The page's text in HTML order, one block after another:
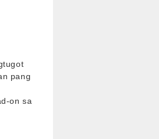
pang
on sa